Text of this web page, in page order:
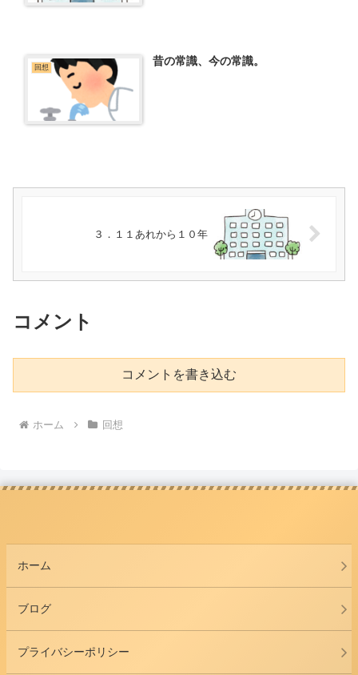
回想 昔の常識、今の常識。
３．１１あれから１０年
コメント
コメントを書き込む
ホーム 回想
ホーム
ブログ
プライバシーポリシー